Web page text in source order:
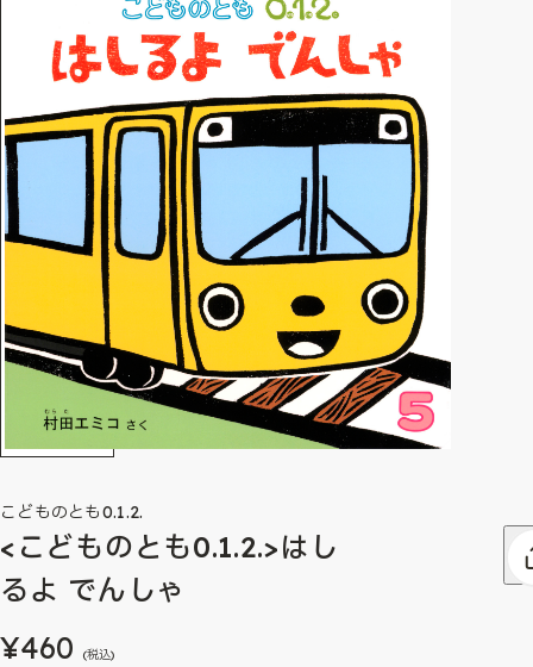
こどものとも0.1.2.
<こどものとも0.1.2.>はし
るよ でんしゃ
¥460 (税込)